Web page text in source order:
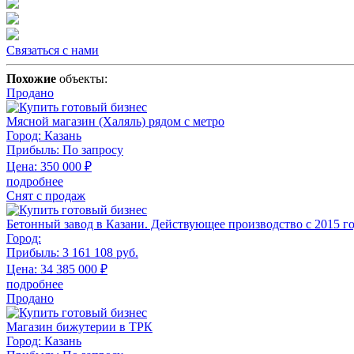
Связаться с нами
Похожие объекты:
Продано
Мясной магазин (Халяль) рядом с метро
Город: Казань
Прибыль: По запросу
Цена: 350 000 ₽
подробнее
Снят с продаж
Бетонный завод в Казани. Действующее производство с 2015
Город:
Прибыль: 3 161 108 руб.
Цена: 34 385 000 ₽
подробнее
Продано
Магазин бижутерии в ТРК
Город: Казань